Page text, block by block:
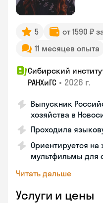
5
от 1590 ₽
11 месяцев опыта
Сибирский
РАНХиГС • 2026 г.
Выпускник
хозяйства в
Проходила
Ориентируется
мультфильмы для
Читать дальше
Услуги и цены